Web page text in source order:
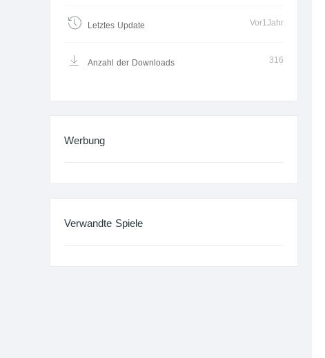
Letztes Update Vor1Jahr
Anzahl der Downloads 316
Werbung
Verwandte Spiele